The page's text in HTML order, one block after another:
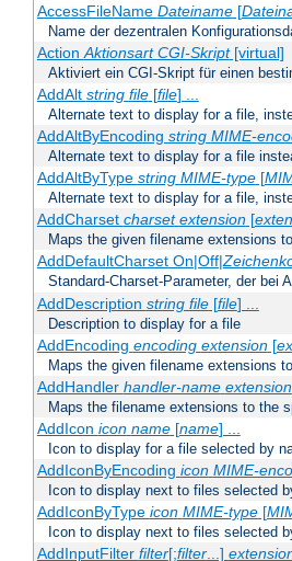
AccessFileName Dateiname[
Name der dezentralen
ActionAktionsart CGI-Skript[virtual]
Aktiviert ein CGI-Skript für einen
AddAlt string file[file] ...
Alternate text to display for a file,
AddAltByEncoding string MIME-
Alternate text to display for a file
AddAltByType string MIME-type[
Alternate text to display for a file,
AddCharset charset extension[
Maps the given filename extensions
AddDefaultCharset On|Off|
Standard-Charset-Parameter, der bei
AddDescription string file[file] ...
Description to display for a file
AddEncoding encoding extension[
Maps the given filename extensions
AddHandler handler-name extension
Maps the filename extensions to the
AddIcon icon name[name] ...
Icon to display for a file selected by
AddIconByEncoding icon MIME-
Icon to display next to files selected
AddIconByType icon MIME-type[
Icon to display next to files selected
AddInputFilter filter[;filter...]